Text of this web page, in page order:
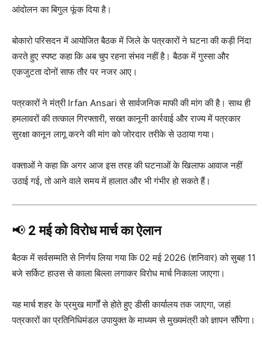
आंदोलन का बिगुल फूंक दिया है।
बोकारो परिसदन में आयोजित बैठक में जिले के पत्रकारों ने घटना की कड़ी निंदा
करते हुए स्पष्ट कहा कि अब चुप रहना संभव नहीं है। बैठक में गुस्सा और
एकजुटता दोनों साफ तौर पर नजर आए।
पत्रकारों ने मंत्री Irfan Ansari से सार्वजनिक माफी की मांग की है। साथ ही
हमलावरों की तत्काल गिरफ्तारी, सख्त कानूनी कार्रवाई और राज्य में पत्रकार
सुरक्षा कानून लागू करने की मांग को जोरदार तरीके से उठाया गया।
वक्ताओं ने कहा कि अगर आज इस तरह की घटनाओं के खिलाफ आवाज नहीं
उठाई गई, तो आने वाले समय में हालात और भी गंभीर हो सकते हैं।
📢 2 मई को विरोध मार्च का ऐलान
बैठक में सर्वसम्मति से निर्णय लिया गया कि 02 मई 2026 (शनिवार) को सुबह 11
बजे सर्किट हाउस से काला बिल्ला लगाकर विरोध मार्च निकाला जाएगा।
यह मार्च शहर के प्रमुख मार्गों से होते हुए डीसी कार्यालय तक जाएगा, जहां
पत्रकारों का प्रतिनिधिमंडल उपायुक्त के माध्यम से मुख्यमंत्री को ज्ञापन सौंपेगा।